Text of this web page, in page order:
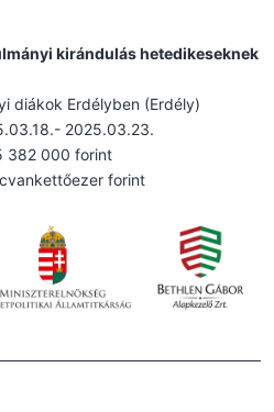
kirándulás hetedikeseknek
diákok Erdélyben (Erdély)
2025.03.23.
382 000 forint
forint